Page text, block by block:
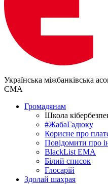
Українська міжбанківська
ЄМА
Громадянам
Школа
#ЖабаГадюку
Корисне про
Повідомити про
BlackList EMA
Білий список
Глосарій
Здолай шахрая